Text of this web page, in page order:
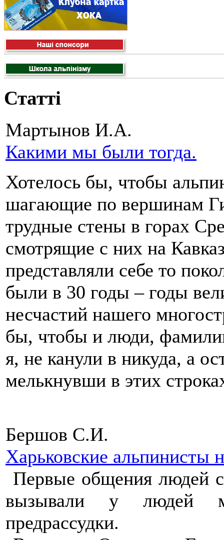
Статті
Мартынов И.А.
Какими мы были тогда.
Хотелось бы, чтобы
шагающие по вершинам
трудные стены в горах
смотрящие с них на
представляли себе то
были в 30 годы – годы
несчастий нашего
бы, чтобы и люди,
я, не канули в никуда, а
мелькнувши в этих
Бершов С.И.
Харьковские альпинисты
Первые общения людей
вызывали у людей
предрассудки.